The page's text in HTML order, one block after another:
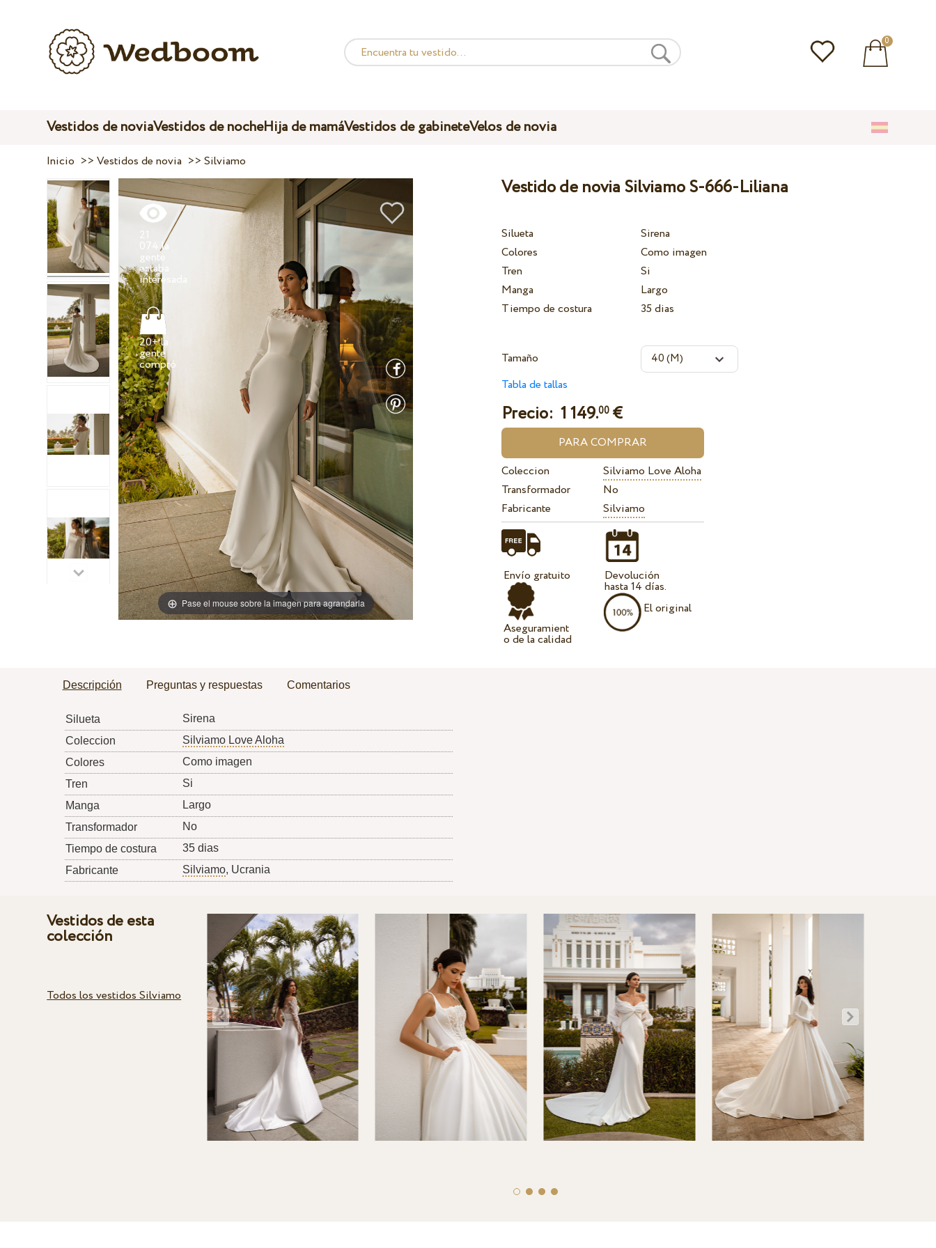
0
Vestidos de noviaVestidos de nocheHija de mamáVestidos de gabineteVelos de novia
Inicio >>Vestidos de novia >>Silviamo
Pase el mouse sobre la imagen para agrandarla
21
074 la
gente
estaba
20+ la
gente
Vestido de novia Silviamo S-666-Liliana
Silueta
Sirena
Colores
Como imagen
Tren
Si
Manga
Largo
Tiempo de costura
35 dias
Tamaño
Tabla de tallas
Precio:1 149.00 €
Coleccion
Silviamo Love Aloha
Transformador
No
Fabricante
Silviamo
Envío gratuito
Aseguramient
o de la calidad
Devolución
hasta 14 días.
El original
Descripción Preguntas y respuestas Comentarios
Silueta
Sirena
Coleccion
Silviamo Love Aloha
Colores
Como imagen
Tren
Si
Manga
Largo
Transformador
No
Tiempo de costura
35 dias
Fabricante
Silviamo, Ucrania
Vestidos de esta
colección
Todos los vestidos Silviamo